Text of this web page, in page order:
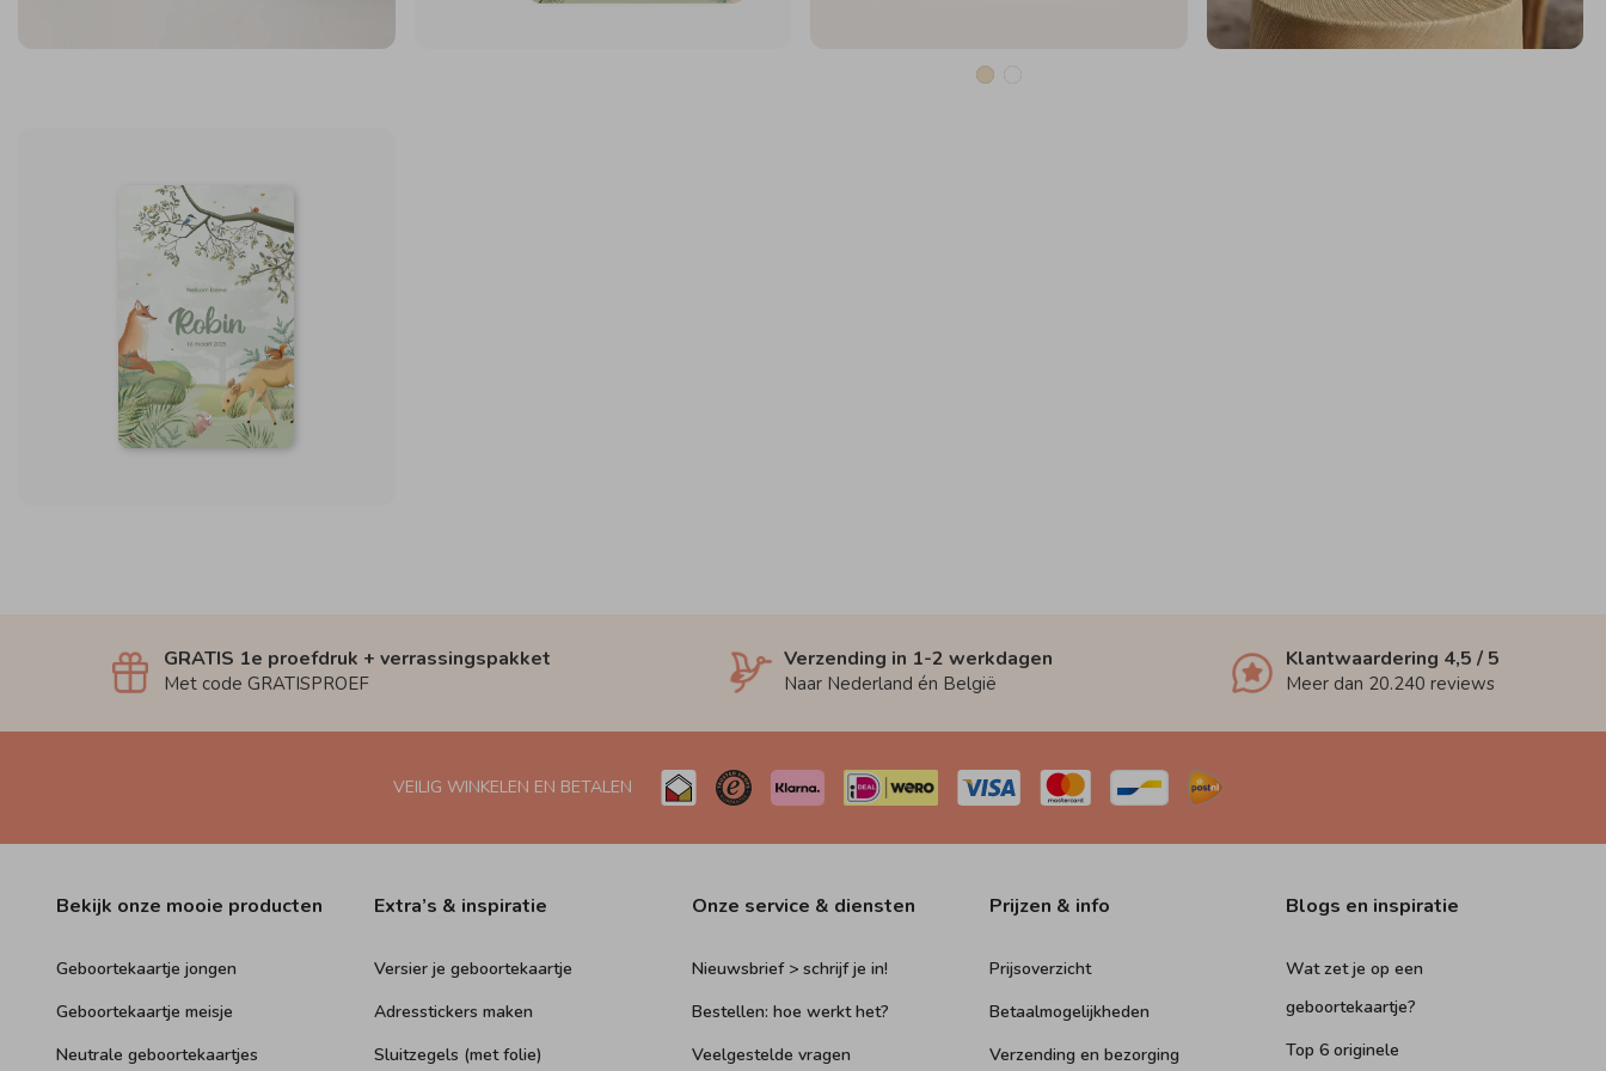
GRATIS 1e proefdruk + verrassingspakket
Met code GRATISPROEF
Verzending in 1-2 werkdagen
Naar Nederland én België
Klantwaardering 4,5 / 5
Meer dan 20.240 reviews
VEILIG WINKELEN EN BETALEN
Bekijk onze mooie producten
Geboortekaartje jongen
Geboortekaartje meisje
Neutrale geboortekaartjes
Extra’s & inspiratie
Versier je geboortekaartje
Adresstickers maken
Sluitzegels (met folie)
Onze service & diensten
Nieuwsbrief > schrijf je in!
Bestellen: hoe werkt het?
Veelgestelde vragen
Prijzen & info
Prijsoverzicht
Betaalmogelijkheden
Verzending en bezorging
Blogs en inspiratie
Wat zet je op een
geboortekaartje?
Top 6 originele